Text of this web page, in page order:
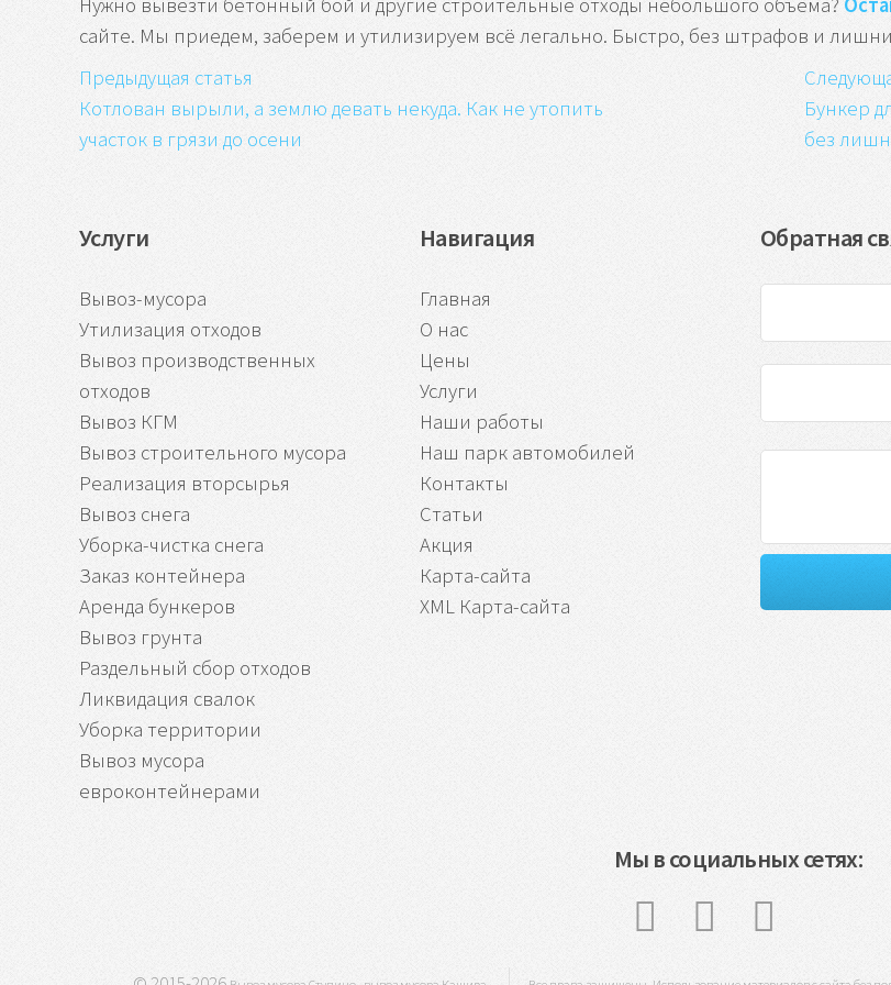
Нужно вывезти бетонный бой и другие строительные отходы небольшого объема?
сайте. Мы приедем, заберем и утилизируем всё легально. Быстро, без штрафов и
Предыдущая статья
Котлован вырыли, а землю девать некуда. Как не утопить
участок в грязи до осени
Бункер
без
Услуги
Вывоз-мусора
Утилизация отходов
Вывоз производственных
отходов
Вывоз КГМ
Вывоз строительного мусора
Реализация вторсырья
Вывоз снега
Уборка-чистка снега
Заказ контейнера
Аренда бункеров
Вывоз грунта
Раздельный сбор отходов
Ликвидация свалок
Уборка территории
Вывоз мусора
евроконтейнерами
Навигация
Главная
О нас
Цены
Услуги
Наши работы
Наш парк автомобилей
Контакты
Статьи
Акция
Карта-сайта
XML Карта-сайта
Обратная
Мы в социальных сетях: